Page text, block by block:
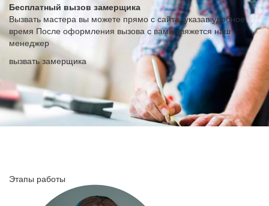
Бесплатный вызов замерщика
Вызвать мастера вы можете прямо с сайта, указав удобное
время После оформления вызова с вами свяжется наш
менеджер
вызвать замерщика
Этапы работы